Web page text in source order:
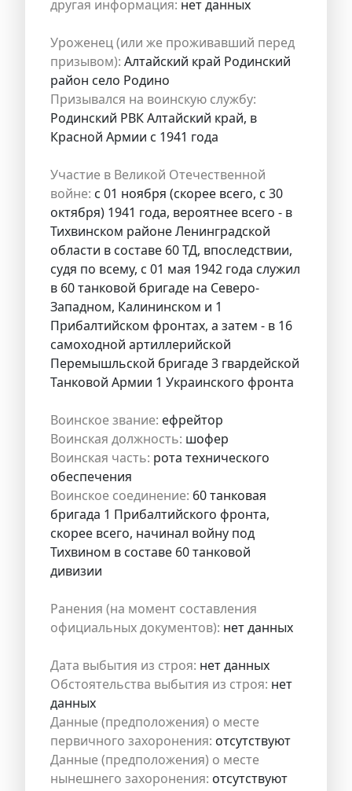
другая информация: нет данных
Уроженец (или же проживавший перед
призывом): Алтайский край Родинский
район село Родино
Призывался на воинскую службу:
Родинский РВК Алтайский край, в
Красной Армии с 1941 года
Участие в Великой Отечественной
войне: с 01 ноября (скорее всего, с 30
октября) 1941 года, вероятнее всего - в
Тихвинском районе Ленинградской
области в составе 60 ТД, впоследствии,
судя по всему, с 01 мая 1942 года служил
в 60 танковой бригаде на Северо-
Западном, Калининском и 1
Прибалтийском фронтах, а затем - в 16
самоходной артиллерийской
Перемышльской бригаде 3 гвардейской
Танковой Армии 1 Украинского фронта
Воинское звание: ефрейтор
Воинская должность: шофер
Воинская часть: рота технического
обеспечения
Воинское соединение: 60 танковая
бригада 1 Прибалтийского фронта,
скорее всего, начинал войну под
Тихвином в составе 60 танковой
дивизии
Ранения (на момент составления
официальных документов): нет данных
Дата выбытия из строя: нет данных
Обстоятельства выбытия из строя: нет
данных
Данные (предположения) о месте
первичного захоронения: отсутствуют
Данные (предположения) о месте
нынешнего захоронения: отсутствуют